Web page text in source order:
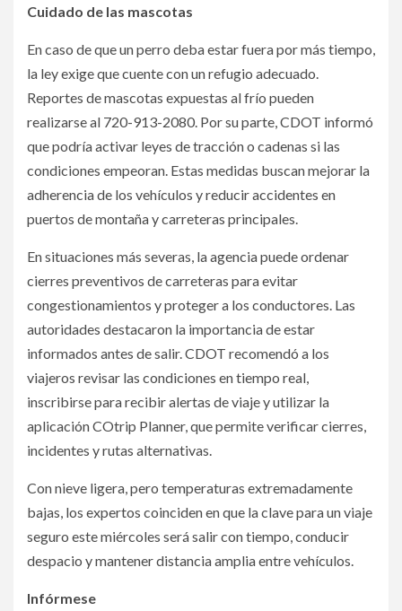
Cuidado de las mascotas
En caso de que un perro deba estar fuera por más tiempo,
la ley exige que cuente con un refugio adecuado.
Reportes de mascotas expuestas al frío pueden
realizarse al 720-913-2080. Por su parte, CDOT informó
que podría activar leyes de tracción o cadenas si las
condiciones empeoran. Estas medidas buscan mejorar la
adherencia de los vehículos y reducir accidentes en
puertos de montaña y carreteras principales.
En situaciones más severas, la agencia puede ordenar
cierres preventivos de carreteras para evitar
congestionamientos y proteger a los conductores. Las
autoridades destacaron la importancia de estar
informados antes de salir. CDOT recomendó a los
viajeros revisar las condiciones en tiempo real,
inscribirse para recibir alertas de viaje y utilizar la
aplicación COtrip Planner, que permite verificar cierres,
incidentes y rutas alternativas.
Con nieve ligera, pero temperaturas extremadamente
bajas, los expertos coinciden en que la clave para un viaje
seguro este miércoles será salir con tiempo, conducir
despacio y mantener distancia amplia entre vehículos.
Infórmese